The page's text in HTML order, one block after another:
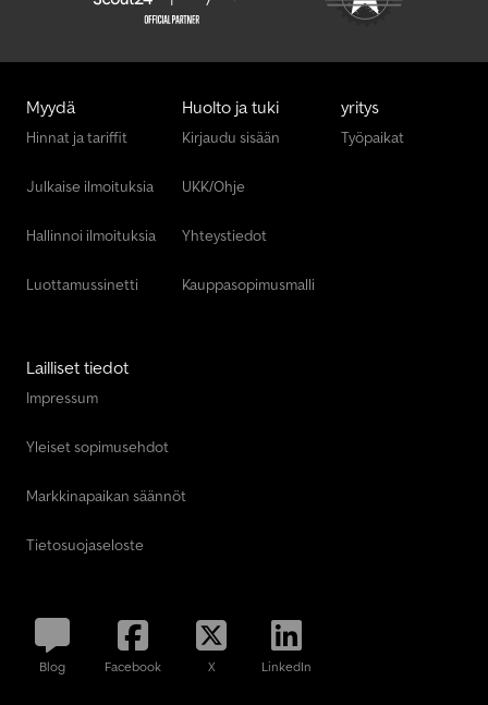
Myydä
Hinnat ja tariffit
Julkaise ilmoituksia
Hallinnoi ilmoituksia
Luottamussinetti
Huolto ja tuki
Kirjaudu sisään
UKK/Ohje
Yhteystiedot
Kauppasopimusmalli
yritys
Työpaikat
Lailliset tiedot
Impressum
Yleiset sopimusehdot
Markkinapaikan säännöt
Tietosuojaseloste
Blog Facebook X LinkedIn